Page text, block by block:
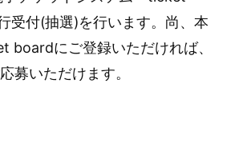
受付(抽選)を行います。尚、本
boardにご登録いただければ、
募いただけます。